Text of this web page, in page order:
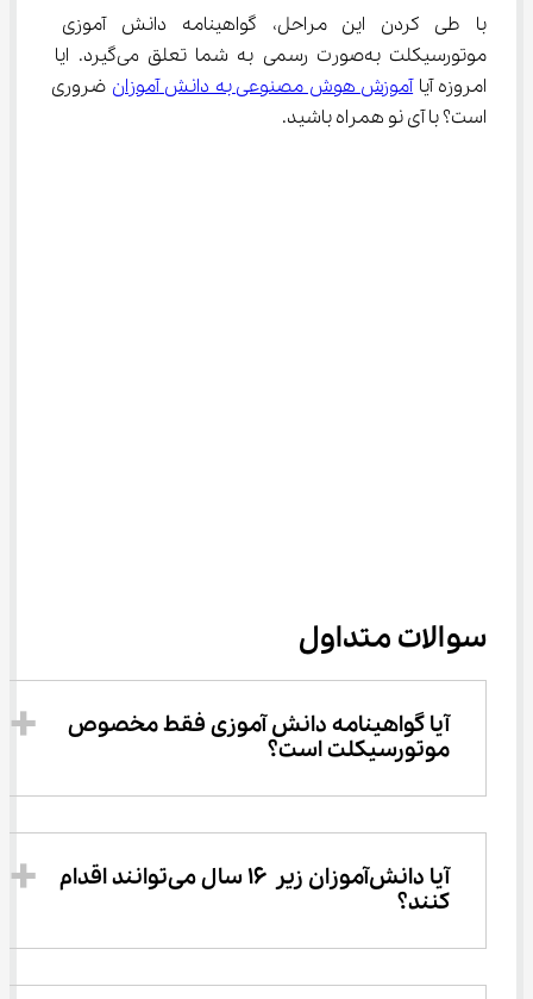
با طی کردن این مراحل، گواهینامه دانش آموزی
موتورسیکلت به‌صورت رسمی به شما تعلق می‌گیرد. ایا
امروزه آیا آموزش هوش مصنوعی به دانش ‌آموزان
ضروری
است؟ با آی نو همراه باشید.
سوالات متداول
آیا گواهینامه دانش آموزی فقط مخصوص
موتورسیکلت است؟
آیا دانش‌آموزان زیر ۱۶ سال می‌توانند اقدام
کنند؟